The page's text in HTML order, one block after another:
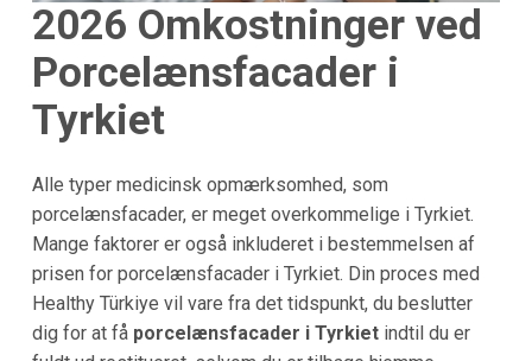
2026 Omkostninger ved
Porcelænsfacader i
Tyrkiet
Alle typer medicinsk opmærksomhed, som
porcelænsfacader, er meget overkommelige i Tyrkiet.
Mange faktorer er også inkluderet i bestemmelsen af
prisen for porcelænsfacader i Tyrkiet. Din proces med
Healthy Türkiye vil vare fra det tidspunkt, du beslutter
dig for at få porcelænsfacader i Tyrkietindtil du er